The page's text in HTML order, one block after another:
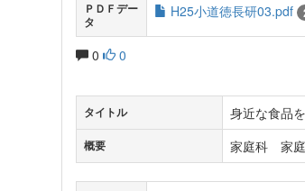
ＰＤＦデー
タ
H25小道徳長研03.pdf
0 0
タイトル 身近な食品
概要 家庭科 家